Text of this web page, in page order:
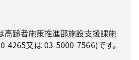
高齢者施策推進部施設支援課施
4265又は 03-5000-7566)です。